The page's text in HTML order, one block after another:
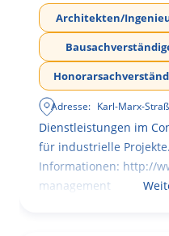
Architekten/
Adresse: Karl-Marx-
Dienstleistungen im
für industrielle
Informationen: http://
management